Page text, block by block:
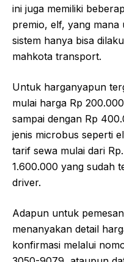
ini juga memiliki
premio, elf, yang mana
sistem hanya bisa
mahkota transport.
Untuk harganyapun
mulai harga Rp
sampai dengan Rp
jenis microbus seperti
tarif sewa mulai dari
1.600.000 yang sudah
driver.
Adapun untuk
menanyakan detail
konfirmasi melalui